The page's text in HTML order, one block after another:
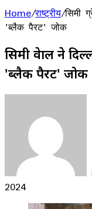
Home/राष्ट्रीय/सिमी
'ब्लैक पैरट' जोक
सिमी ग्रेवाल ने
'ब्लैक पैरट' जोक
2024
Facebook
LinkedIn
WhatsApp
Telegram